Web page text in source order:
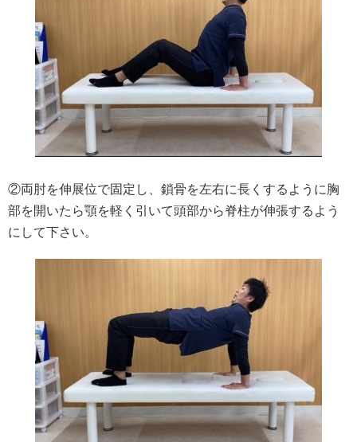
②両肘を伸展位で固定し、鎖骨を左右に長くするように胸
部を開いたら顎を軽く引いて頭部から脊柱が伸張するよう
にして下さい。